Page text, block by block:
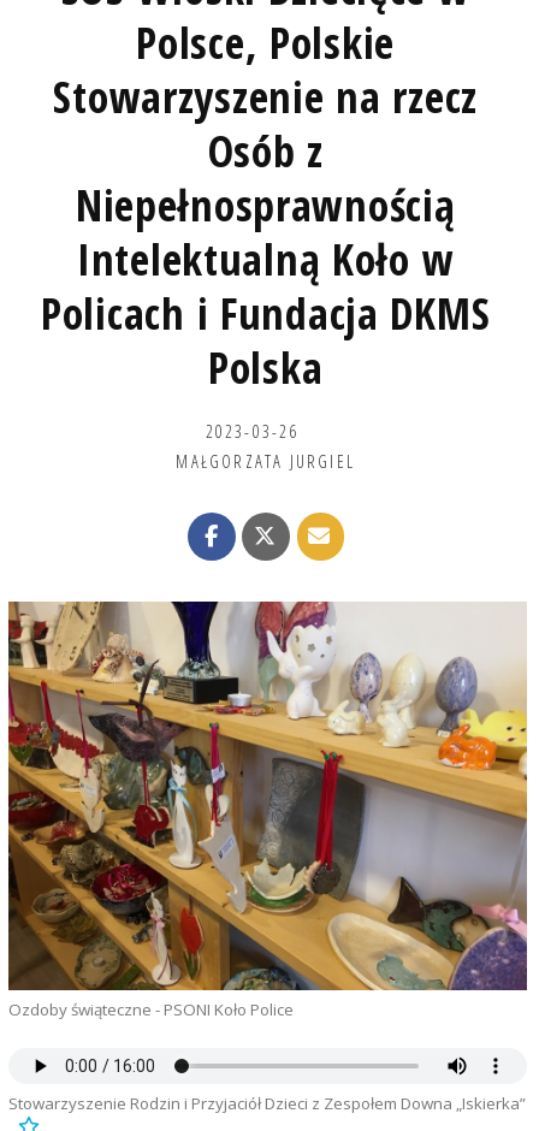
Polsce, Polskie
Stowarzyszenie na rzecz
Osób z
Niepełnosprawnością
Intelektualną Koło w
Policach i Fundacja DKMS
Polska
2023-03-26
MAŁGORZATA JURGIEL
Ozdoby świąteczne - PSONI Koło Police
Stowarzyszenie Rodzin i Przyjaciół Dzieci z Zespołem Downa „Iskierka”